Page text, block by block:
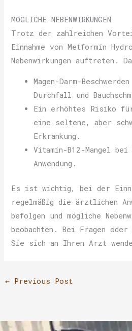
MÖGLICHE NEBENWIRKUNGEN
Trotz der zahlreichen
Einnahme von Metformin
Nebenwirkungen auftreten.
Magen-Darm-
Durchfall und
Ein erhöhtes Risiko
eine seltene, aber
Erkrankung.
Vitamin-B12-Mangel
Anwendung.
Es ist wichtig, bei der
regelmäßig die ärztlichen
befolgen und mögliche
beobachten. Bei Fragen oder
Sie sich an Ihren Arzt
←Previous Post